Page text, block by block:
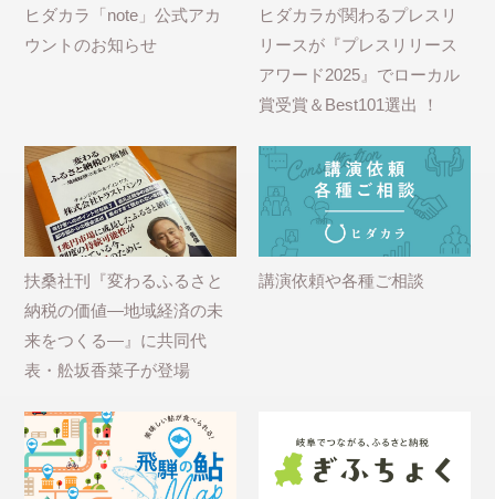
ヒダカラ「note」公式アカ
ウントのお知らせ
ヒダカラが関わるプレスリ
リースが『プレスリリース
アワード2025』でローカル
賞受賞＆Best101選出 ！
扶桑社刊『変わるふるさと
納税の価値―地域経済の未
来をつくる―』に共同代
表・舩坂香菜子が登場
講演依頼や各種ご相談